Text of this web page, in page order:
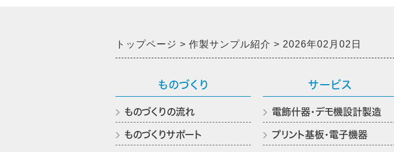
トップページ 作製サンプル紹介 2026年02月02日
ものづくり
ものづくりの流れ
ものづくりサポート
サービス
電飾什器・デモ機設計製造
プリント基板・電子機器